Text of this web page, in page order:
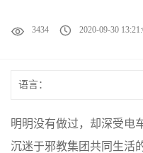
3434 2020-09-30
语言：
明明没有做过，却深受电
沉迷于邪教集团共同生活